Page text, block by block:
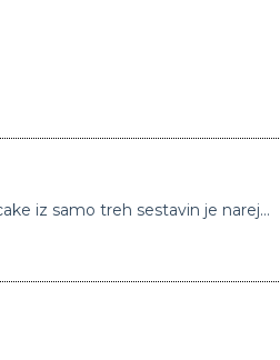
Torta, ki je obnorela svet: Oreo cheesecake iz samo treh sestavin je narejen v samo nekaj minutah